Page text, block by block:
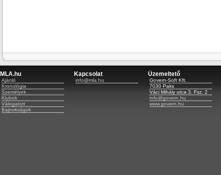
MLA.hu
Ajánló
Kronológia
Személyek
Klubok
Válogatott
Bajnokságok
Kapcsolat
info@mla.hu
Üzemeltető
Govern-Soft Kft.
7030 Paks
Váci Mihály utca 3. Fsz. 2
info@govern.hu
www.govern.hu